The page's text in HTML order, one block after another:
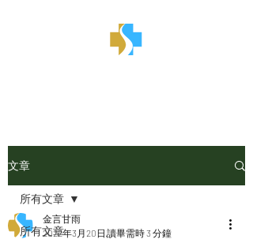
文章
所有文章
所有文章
金言甘雨
2022年3月20日 讀畢需時 3 分鐘